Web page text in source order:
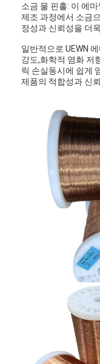
소금 물 핀홀: 이 에
제조 과정에서 소금
정성과 신뢰성을 더
일반적으로 UEWN
강도,화학적 염화 저
릭 손실동시에 쉽게
제품의 적합성과 신